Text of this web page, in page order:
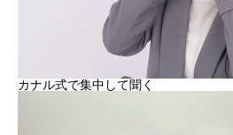
カナル式で集中して聞く